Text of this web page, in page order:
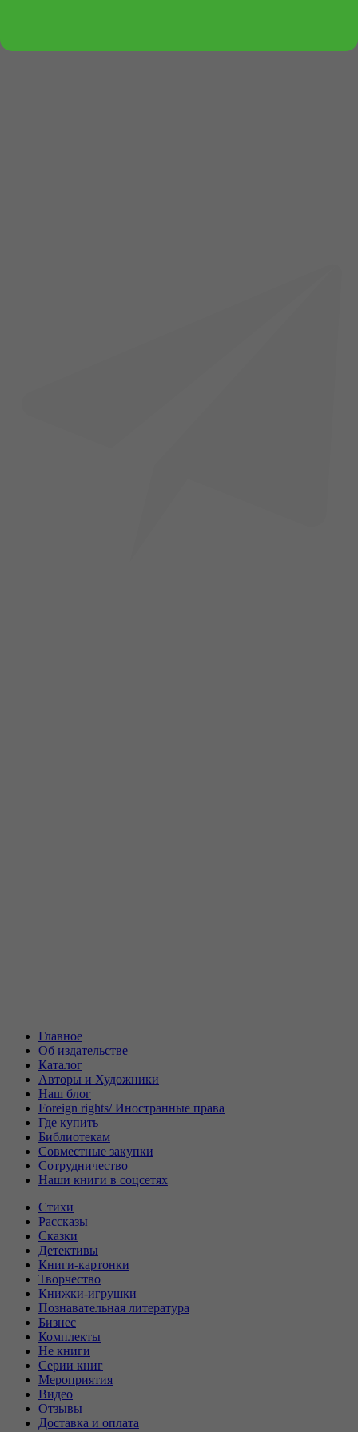
Главное
Об издательстве
Каталог
Авторы и Художники
Наш блог
Foreign rights/ Иностранные права
Где купить
Библиотекам
Совместные закупки
Сотрудничество
Наши книги в соцсетях
Стихи
Рассказы
Сказки
Детективы
Книги-картонки
Творчество
Книжки-игрушки
Познавательная литература
Бизнес
Комплекты
Не книги
Серии книг
Мероприятия
Видео
Отзывы
Доставка и оплата